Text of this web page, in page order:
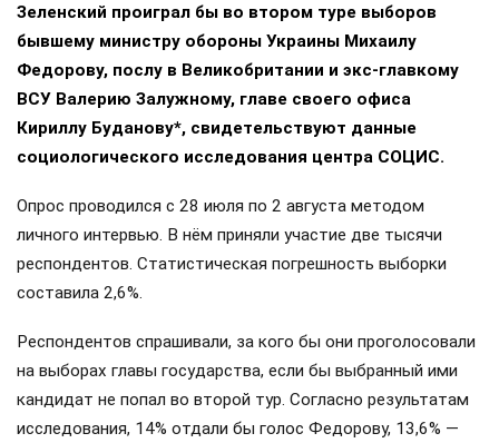
Зеленский проиграл бы во втором туре выборов
бывшему министру обороны Украины Михаилу
Федорову, послу в Великобритании и экс-главкому
ВСУ Валерию Залужному, главе своего офиса
Кириллу Буданову*, свидетельствуют данные
социологического исследования центра СОЦИС.
Опрос проводился с 28 июля по 2 августа методом
личного интервью. В нём приняли участие две тысячи
респондентов. Статистическая погрешность выборки
составила 2,6%.
Респондентов спрашивали, за кого бы они проголосовали
на выборах главы государства, если бы выбранный ими
кандидат не попал во второй тур. Согласно результатам
исследования, 14% отдали бы голос Федорову, 13,6% —